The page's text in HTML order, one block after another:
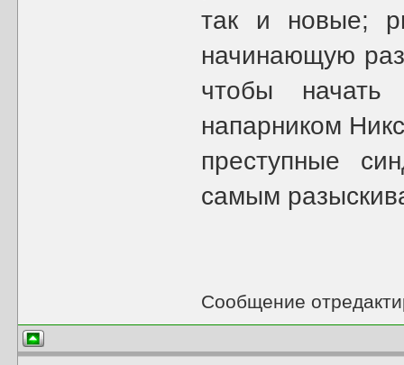
так и новые;
начинающую
чтобы
напарником
преступные
самым
Сообщение